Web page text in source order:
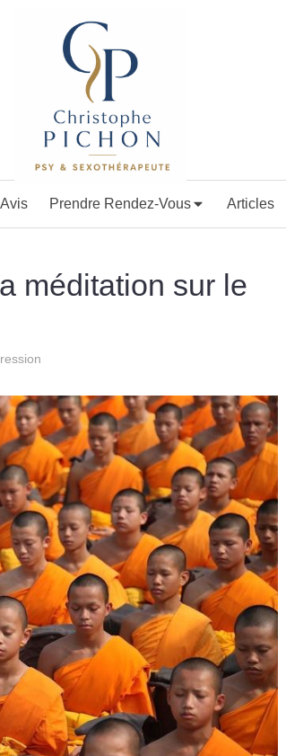
Avis Prendre Rendez-Vous Articles
méditation sur le